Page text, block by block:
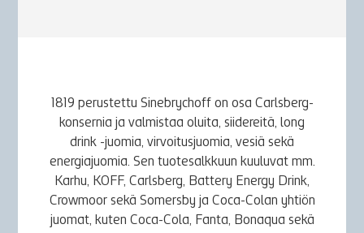
1819 perustettu Sinebrychoff on osa Carlsberg-
konsernia ja valmistaa oluita, siidereitä, long
drink -juomia, virvoitusjuomia, vesiä sekä
energiajuomia. Sen tuotesalkkuun kuuluvat mm.
Karhu, KOFF, Carlsberg, Battery Energy Drink,
Crowmoor sekä Somersby ja Coca-Colan yhtiön
juomat, kuten Coca-Cola, Fanta, Bonaqua sekä